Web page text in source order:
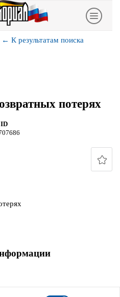
← К результатам поиска
потерях
ID